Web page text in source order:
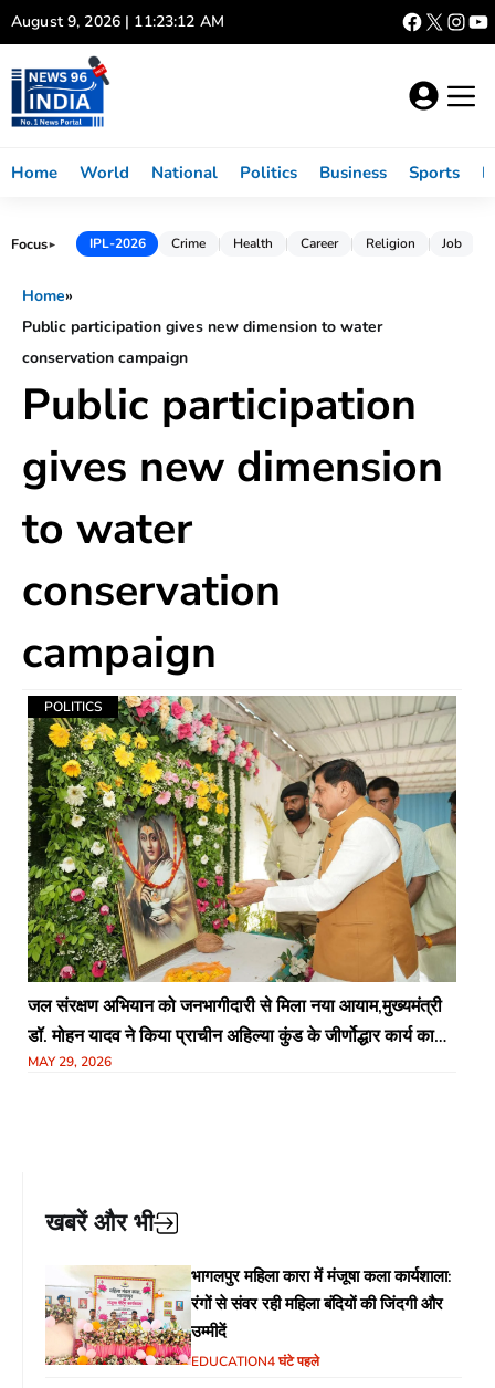
Skip
to
content
August 9, 2026 | 11:23:12 AM
Home World National Politics Business Sports
Focus► IPL-2026 Crime Health Career Religion Job
Home»
Public participation gives new dimension to water
conservation campaign
Public participation
gives new dimension
to water
conservation
campaign
POLITICS
जल संरक्षण अभियान को जनभागीदारी से मिला नया आयाम,मुख्यमंत्री
डॉ. मोहन यादव ने किया प्राचीन अहिल्या कुंड के जीर्णोद्धार कार्य का
निरीक्षण
MAY 29, 2026
खबरें और भी
भागलपुर महिला कारा में मंजूषा कला कार्यशाला:
रंगों से संवर रही महिला बंदियों की जिंदगी और
उम्मीदें
EDUCATION4 घंटे पहले